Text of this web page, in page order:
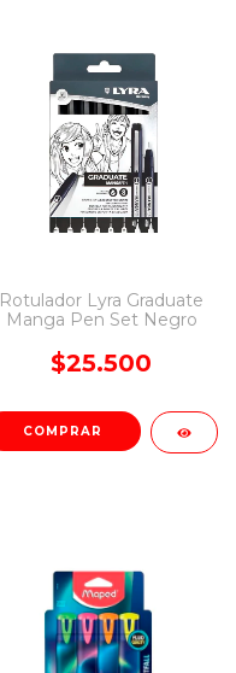
Rotulador Lyra Graduate
Manga Pen Set Negro
$25.500
COMPRAR